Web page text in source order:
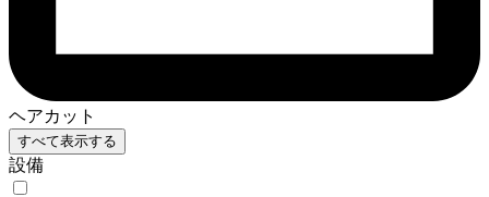
ヘアカット
すべて表示する
設備